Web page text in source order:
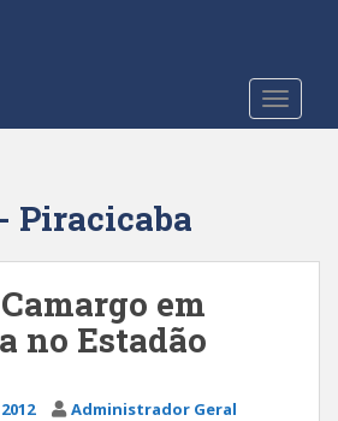
Piracicaba
em
no Estadão
Administrador Geral